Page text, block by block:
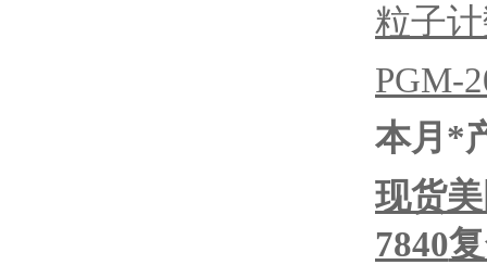
粒子
PGM-
本月*
现货
7840